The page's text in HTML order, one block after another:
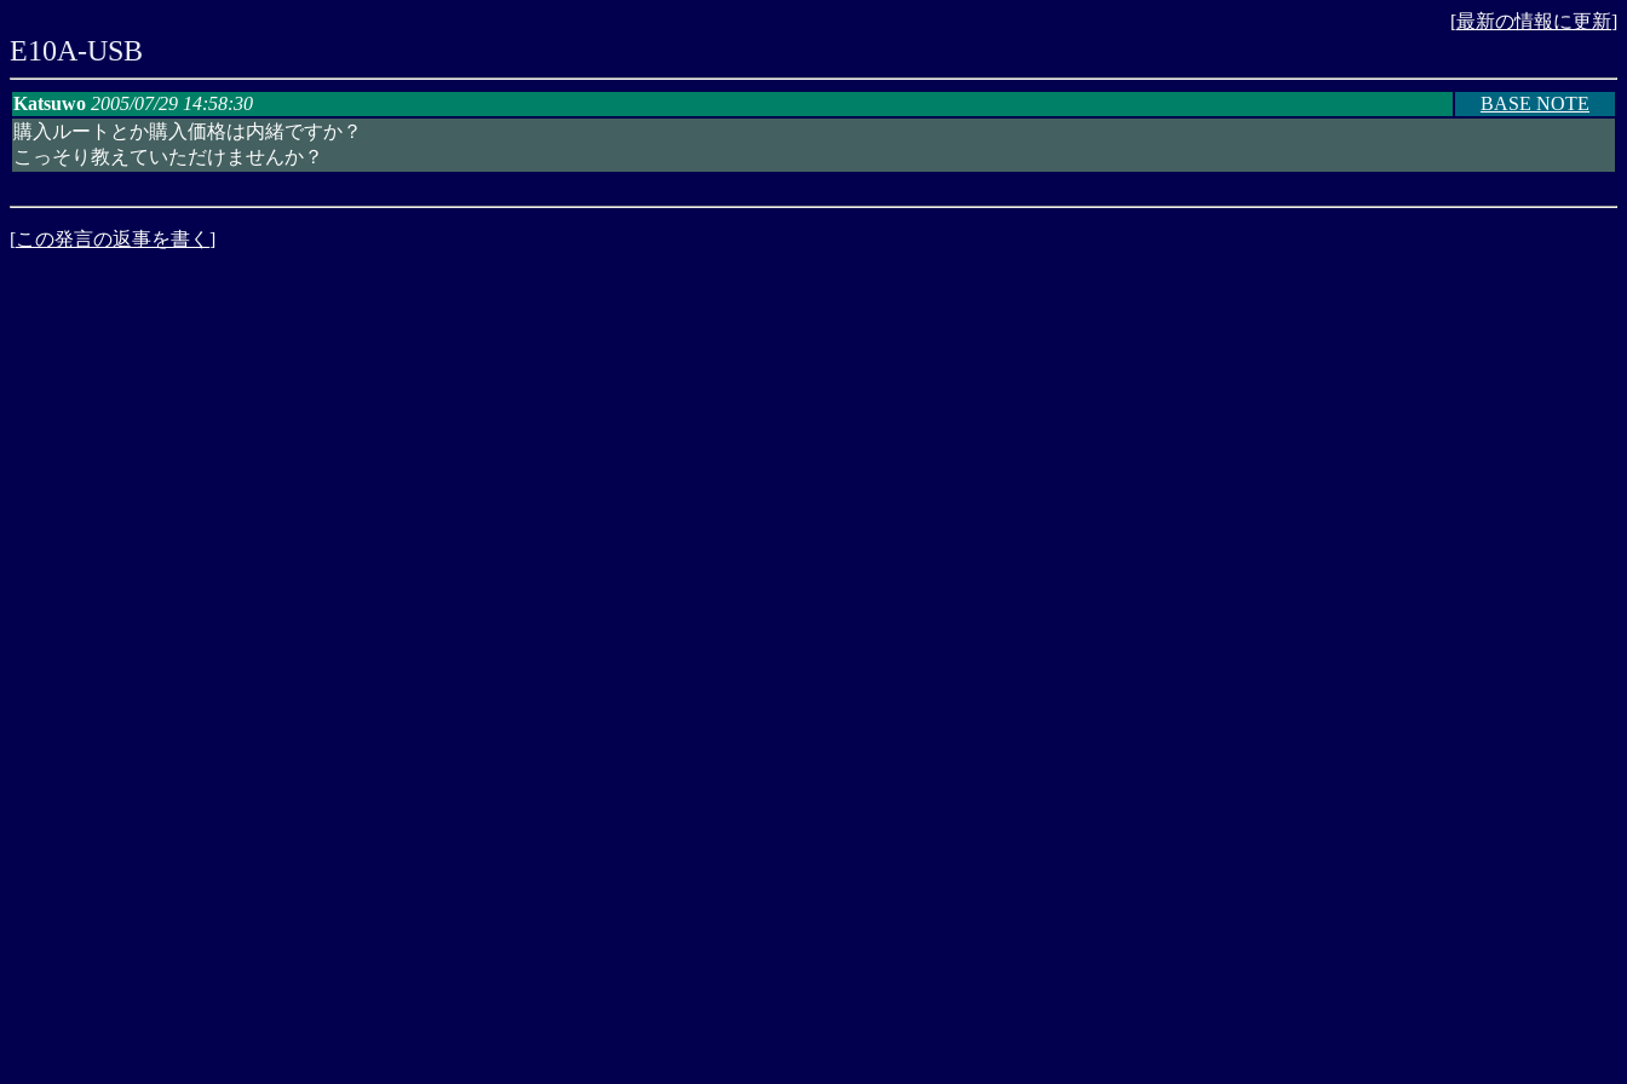
[最新の情報に更新]
E10A-USB
Katsuwo 2005/07/29 14:58:30
BASE NOTE
購入ルートとか購入価格は内緒ですか？
こっそり教えていただけませんか？
[この発言の返事を書く ]